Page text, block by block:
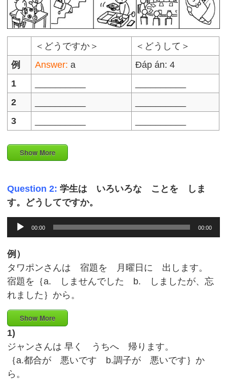
＜どうですか＞
＜どうして＞
例
Answer: a
Đáp án: 4
1
2
3
Show More
Question 2: 学生は いろいろな ことを しま
す。どうしてですか。
Audio
Player
00:00 00:00
例）
タワポンさんは 宿題を 月曜日に 出します。
宿題を｛a. しませんでした b. しましたが、忘
れました｝から。
Show More
1)
ジャンさんは 早く うちへ 帰ります。
｛a.都合が 悪いです b.調子が 悪いです｝か
ら。